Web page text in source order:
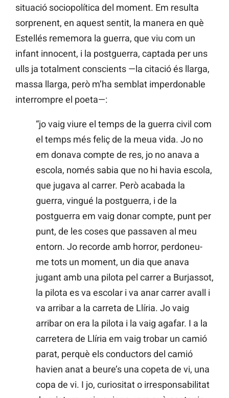
situació sociopolítica del moment. Em resulta
sorprenent, en aquest sentit, la manera en què
Estellés rememora la guerra, que viu com un
infant innocent, i la postguerra, captada per uns
ulls ja totalment conscients —la citació és llarga,
massa llarga, però m’ha semblat imperdonable
interrompre el poeta—:
“jo vaig viure el temps de la guerra civil com
el temps més feliç de la meua vida. Jo no
em donava compte de res, jo no anava a
escola, només sabia que no hi havia escola,
que jugava al carrer. Però acabada la
guerra, vingué la postguerra, i de la
postguerra em vaig donar compte, punt per
punt, de les coses que passaven al meu
entorn. Jo recorde amb horror, perdoneu-
me tots un moment, un dia que anava
jugant amb una pilota pel carrer a Burjassot,
la pilota es va escolar i va anar carrer avall i
va arribar a la carreta de Llíria. Jo vaig
arribar on era la pilota i la vaig agafar. I a la
carretera de Llíria em vaig trobar un camió
parat, perquè els conductors del camió
havien anat a beure’s una copeta de vi, una
copa de vi. I jo, curiositat o irresponsabilitat